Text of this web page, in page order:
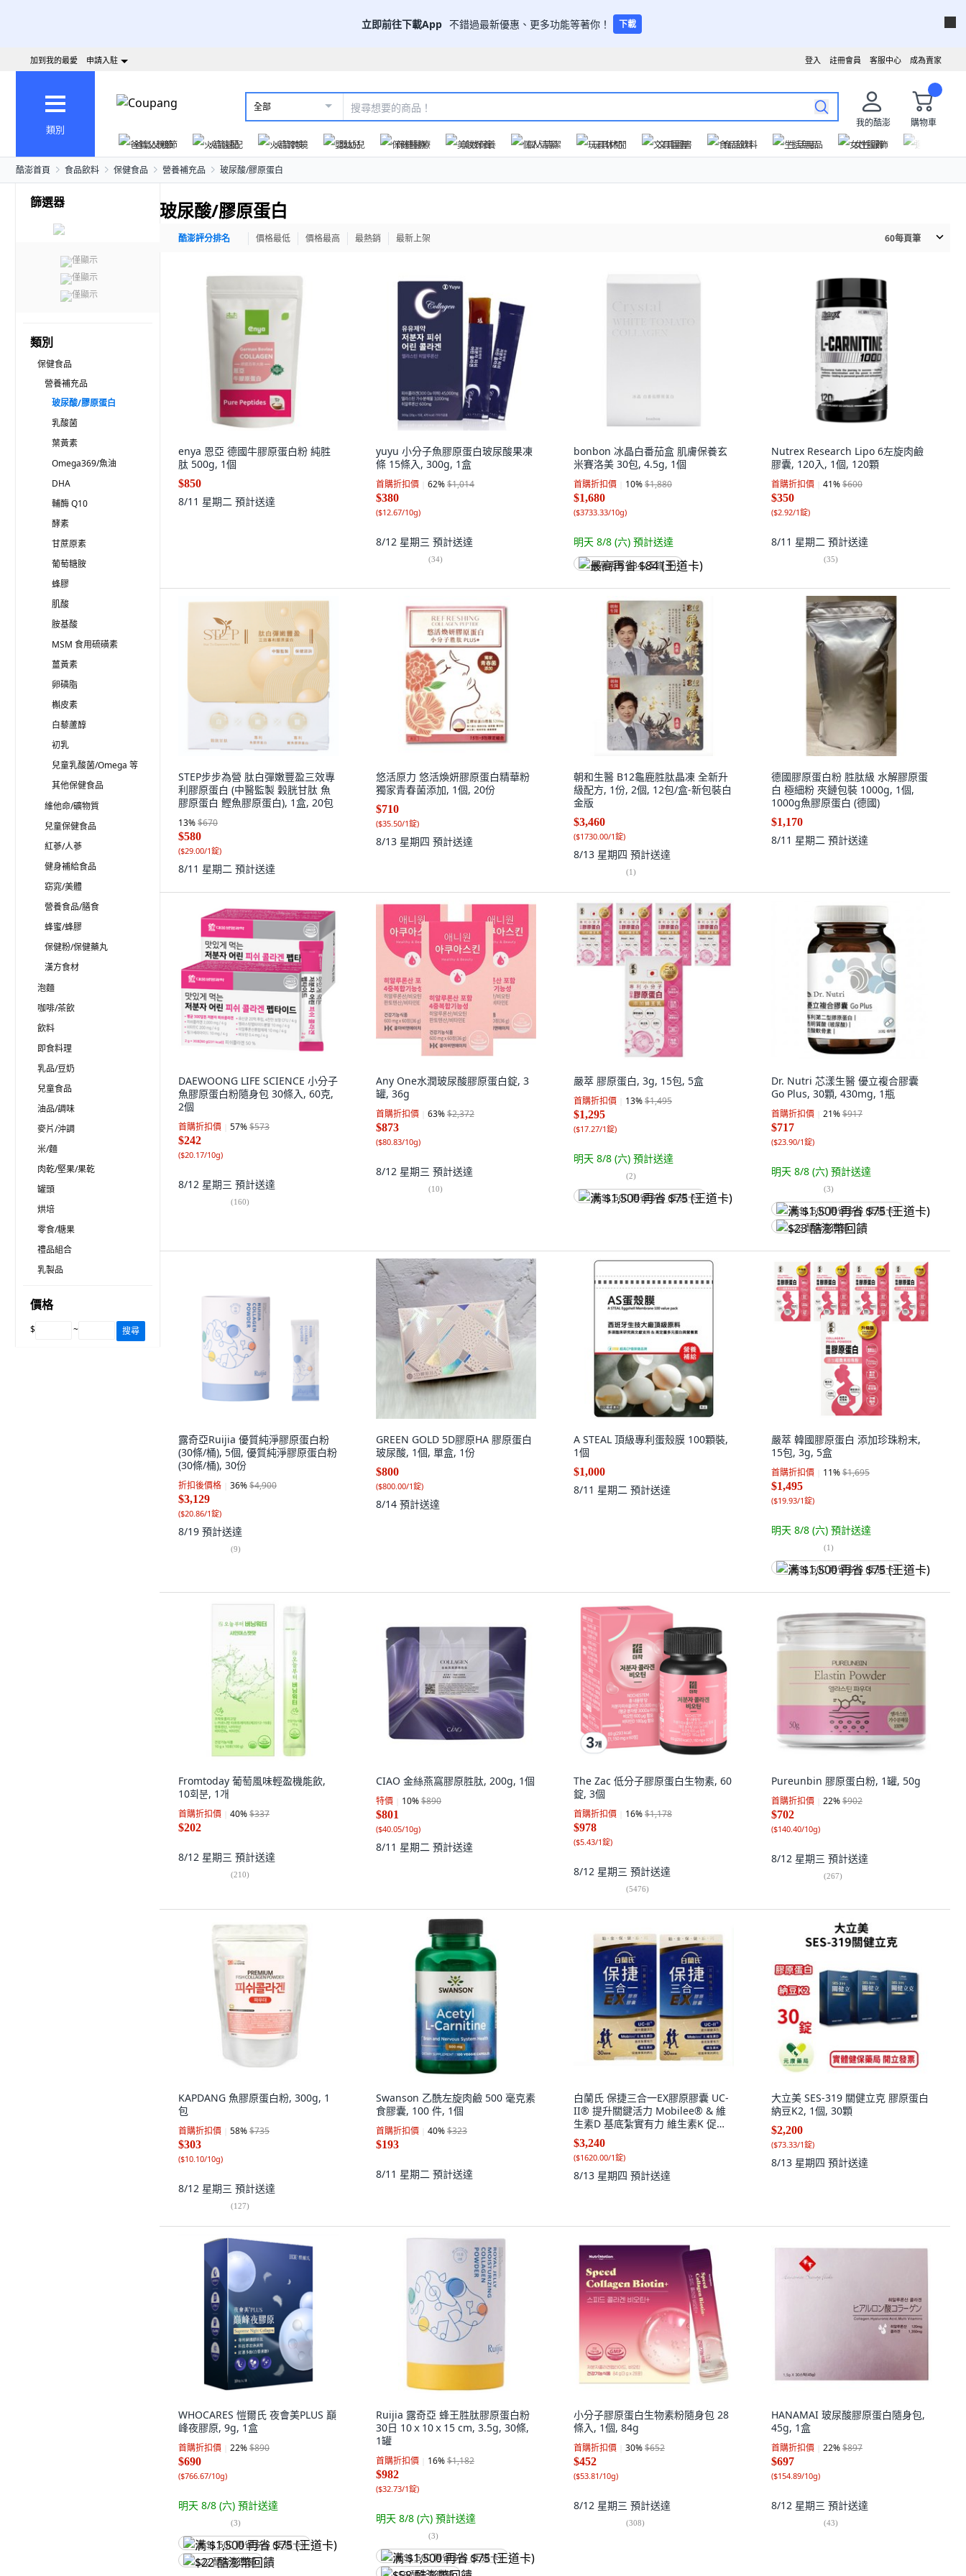
立即前往下載App 不錯過最新優惠、更多功能等著你！ 下載
成為賣家
客服中心
註冊會員
登入
加到我的最愛 申請入駐
類別
全部
我的酷澎
購物車
爸氣父親節
火箭速配 火箭跨境 嬰幼兒 保健醫療 美妝保養 個人清潔 玩具休閒 文具圖書 食品飲料 生活用品 女性服飾
酷澎首頁 食品飲料 保健食品 營養補充品 玻尿酸/膠原蛋白
篩選器
僅顯示
僅顯示
僅顯示
類別
保健食品
營養補充品
玻尿酸/膠原蛋白
乳酸菌
葉黃素
Omega369/魚油
DHA
輔酶 Q10
酵素
甘蔗原素
葡萄糖胺
蜂膠
肌酸
胺基酸
MSM 食用硫磺素
薑黃素
卵磷脂
槲皮素
白藜蘆醇
初乳
兒童乳酸菌/Omega 等
其他保健食品
維他命/礦物質
兒童保健食品
紅蔘/人蔘
健身補給食品
窈窕/美體
營養食品/膳食
蜂蜜/蜂膠
保健粉/保健藥丸
漢方食材
泡麵
咖啡/茶飲
飲料
即食料理
乳品/豆奶
兒童食品
油品/調味
麥片/沖調
米/麵
肉乾/堅果/果乾
罐頭
烘培
零食/糖果
禮品組合
乳製品
價格
$ ~ 搜尋
玻尿酸/膠原蛋白
酷澎評分排名 價格最低 價格最高 最熱銷 最新上架 60每頁筆
enya 恩亞 德國牛膠原蛋白粉 純胜
肽 500g, 1個
$850
8/11 星期二 預計送達
yuyu 小分子魚膠原蛋白玻尿酸果凍
條 15條入, 300g, 1盒
首購折扣價 62%$1,014
$380
($12.67/10g)
8/12 星期三 預計送達
(34)
bonbon 冰晶白番茄盒 肌膚保養玄
米賽洛美 30包, 4.5g, 1個
首購折扣價 10%$1,880
$1,680
($3733.33/10g)
明天 8/8 (六) 預計送達
最高再省 $84 (王道卡)
Nutrex Research Lipo 6左旋肉鹼
膠囊, 120入, 1個, 120顆
首購折扣價 41%$600
$350
($2.92/1錠)
8/11 星期二 預計送達
(35)
STEP步步為營 肽白彈嫩豐盈三效專
利膠原蛋白 (中醫監製 穀胱甘肽 魚
膠原蛋白 鰹魚膠原蛋白), 1盒, 20包
13%$670
$580
($29.00/1錠)
8/11 星期二 預計送達
悠活原力 悠活煥妍膠原蛋白精華粉
獨家青春菌添加, 1個, 20份
$710
($35.50/1錠)
8/13 星期四 預計送達
朝和生醫 B12龜鹿胜肽晶凍 全新升
級配方, 1份, 2個, 12包/盒-新包裝白
金版
$3,460
($1730.00/1錠)
8/13 星期四 預計送達
(1)
德國膠原蛋白粉 胜肽級 水解膠原蛋
白 極細粉 夾鏈包裝 1000g, 1個,
1000g魚膠原蛋白 (德國)
$1,170
8/11 星期二 預計送達
DAEWOONG LIFE SCIENCE 小分子
魚膠原蛋白粉隨身包 30條入, 60克,
2個
首購折扣價 57%$573
$242
($20.17/10g)
8/12 星期三 預計送達
(160)
Any One水潤玻尿酸膠原蛋白錠, 3
罐, 36g
首購折扣價 63%$2,372
$873
($80.83/10g)
8/12 星期三 預計送達
(10)
嚴萃 膠原蛋白, 3g, 15包, 5盒
首購折扣價 13%$1,495
$1,295
($17.27/1錠)
明天 8/8 (六) 預計送達
(2)
满 $1,500 再省 $75 (王道卡)
Dr. Nutri 芯漾生醫 優立複合膠囊
Go Plus, 30顆, 430mg, 1瓶
首購折扣價 21%$917
$717
($23.90/1錠)
明天 8/8 (六) 預計送達
(3)
满 $1,500 再省 $75 (王道卡)
$23 酷澎幣回饋
露奇亞Ruijia 優質純淨膠原蛋白粉
(30條/桶), 5個, 優質純淨膠原蛋白粉
(30條/桶), 30份
折扣後價格 36%$4,900
$3,129
($20.86/1錠)
8/19 預計送達
(9)
GREEN GOLD 5D膠原HA 膠原蛋白
玻尿酸, 1個, 單盒, 1份
$800
($800.00/1錠)
8/14 預計送達
A STEAL 頂級專利蛋殼膜 100顆裝,
1個
$1,000
8/11 星期二 預計送達
嚴萃 韓國膠原蛋白 添加珍珠粉末,
15包, 3g, 5盒
首購折扣價 11%$1,695
$1,495
($19.93/1錠)
明天 8/8 (六) 預計送達
(1)
满 $1,500 再省 $75 (王道卡)
Fromtoday 葡萄風味輕盈機能飲,
10회분, 1개
首購折扣價 40%$337
$202
8/12 星期三 預計送達
(210)
CIAO 金絲燕窩膠原胜肽, 200g, 1個
特價 10%$890
$801
($40.05/10g)
8/11 星期二 預計送達
The Zac 低分子膠原蛋白生物素, 60
錠, 3個
首購折扣價 16%$1,178
$978
($5.43/1錠)
8/12 星期三 預計送達
(5476)
Pureunbin 膠原蛋白粉, 1罐, 50g
首購折扣價 22%$902
$702
($140.40/10g)
8/12 星期三 預計送達
(267)
KAPDANG 魚膠原蛋白粉, 300g, 1
包
首購折扣價 58%$735
$303
($10.10/10g)
8/12 星期三 預計送達
(127)
Swanson 乙酰左旋肉鹼 500 毫克素
食膠囊, 100 件, 1個
首購折扣價 40%$323
$193
8/11 星期二 預計送達
白蘭氏 保捷三合一EX膠原膠囊 UC-
II® 提升關鍵活力 Mobilee® & 維
生素D 基底紮實有力 維生素K 促進
骨質的鈣化, 1份, 2個, 1盒30顆
$3,240
($1620.00/1錠)
8/13 星期四 預計送達
大立美 SES-319 關健立克 膠原蛋白
納豆K2, 1個, 30顆
$2,200
($73.33/1錠)
8/13 星期四 預計送達
WHOCARES 愷爾氏 夜會美PLUS 巔
峰夜膠原, 9g, 1盒
首購折扣價 22%$890
$690
($766.67/10g)
明天 8/8 (六) 預計送達
(3)
满 $1,500 再省 $75 (王道卡)
$22 酷澎幣回饋
Ruijia 露奇亞 蜂王胜肽膠原蛋白粉
30日 10ｘ10ｘ15 cm, 3.5g, 30條,
1罐
首購折扣價 16%$1,182
$982
($32.73/1錠)
明天 8/8 (六) 預計送達
(3)
满 $1,500 再省 $75 (王道卡)
小分子膠原蛋白生物素粉隨身包 28
條入, 1個, 84g
首購折扣價 30%$652
$452
($53.81/10g)
8/12 星期三 預計送達
(308)
HANAMAI 玻尿酸膠原蛋白隨身包,
45g, 1盒
首購折扣價 22%$897
$697
($154.89/10g)
8/12 星期三 預計送達
(43)